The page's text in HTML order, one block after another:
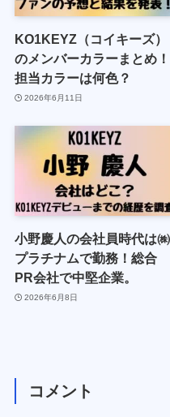
KO1KEYZ（コイキーズ）
のメンバーカラーまとめ！
担当カラーは何色？
2026年6月11日
小野慶人の会社員時代は㈱
プラチナムで勤務！総合
PR会社で中堅企業。
2026年6月8日
コメント